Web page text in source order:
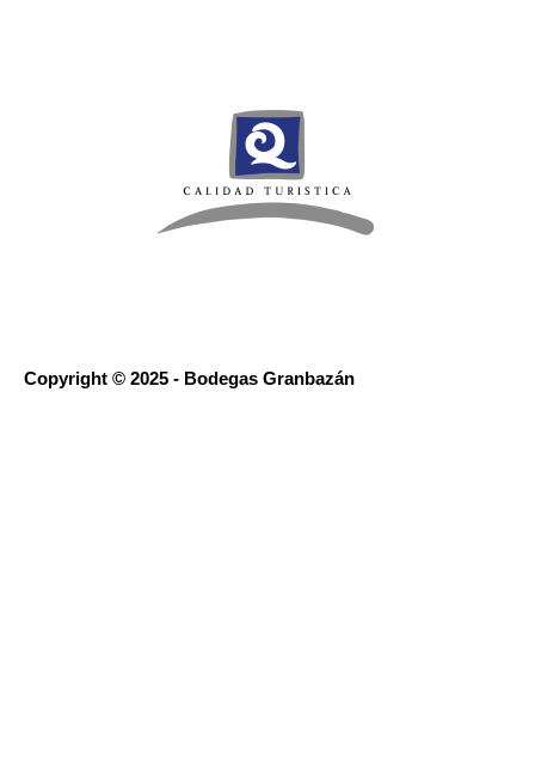
Copyright © 2025 - Bodegas Granbazán